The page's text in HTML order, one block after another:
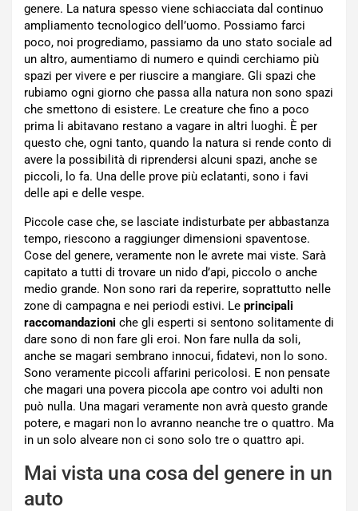
genere. La natura spesso viene schiacciata dal continuo
ampliamento tecnologico dell’uomo. Possiamo farci
poco, noi progrediamo, passiamo da uno stato sociale ad
un altro, aumentiamo di numero e quindi cerchiamo più
spazi per vivere e per riuscire a mangiare. Gli spazi che
rubiamo ogni giorno che passa alla natura non sono spazi
che smettono di esistere. Le creature che fino a poco
prima li abitavano restano a vagare in altri luoghi. È per
questo che, ogni tanto, quando la natura si rende conto di
avere la possibilità di riprendersi alcuni spazi, anche se
piccoli, lo fa. Una delle prove più eclatanti, sono i favi
delle api e delle vespe.
Piccole case che, se lasciate indisturbate per abbastanza
tempo, riescono a raggiunger dimensioni spaventose.
Cose del genere, veramente non le avrete mai viste. Sarà
capitato a tutti di trovare un nido d’api, piccolo o anche
medio grande. Non sono rari da reperire, soprattutto nelle
zone di campagna e nei periodi estivi. Le principali
raccomandazioni che gli esperti si sentono solitamente di
dare sono di non fare gli eroi. Non fare nulla da soli,
anche se magari sembrano innocui, fidatevi, non lo sono.
Sono veramente piccoli affarini pericolosi. E non pensate
che magari una povera piccola ape contro voi adulti non
può nulla. Una magari veramente non avrà questo grande
potere, e magari non lo avranno neanche tre o quattro. Ma
in un solo alveare non ci sono solo tre o quattro api.
Mai vista una cosa del genere in un
auto